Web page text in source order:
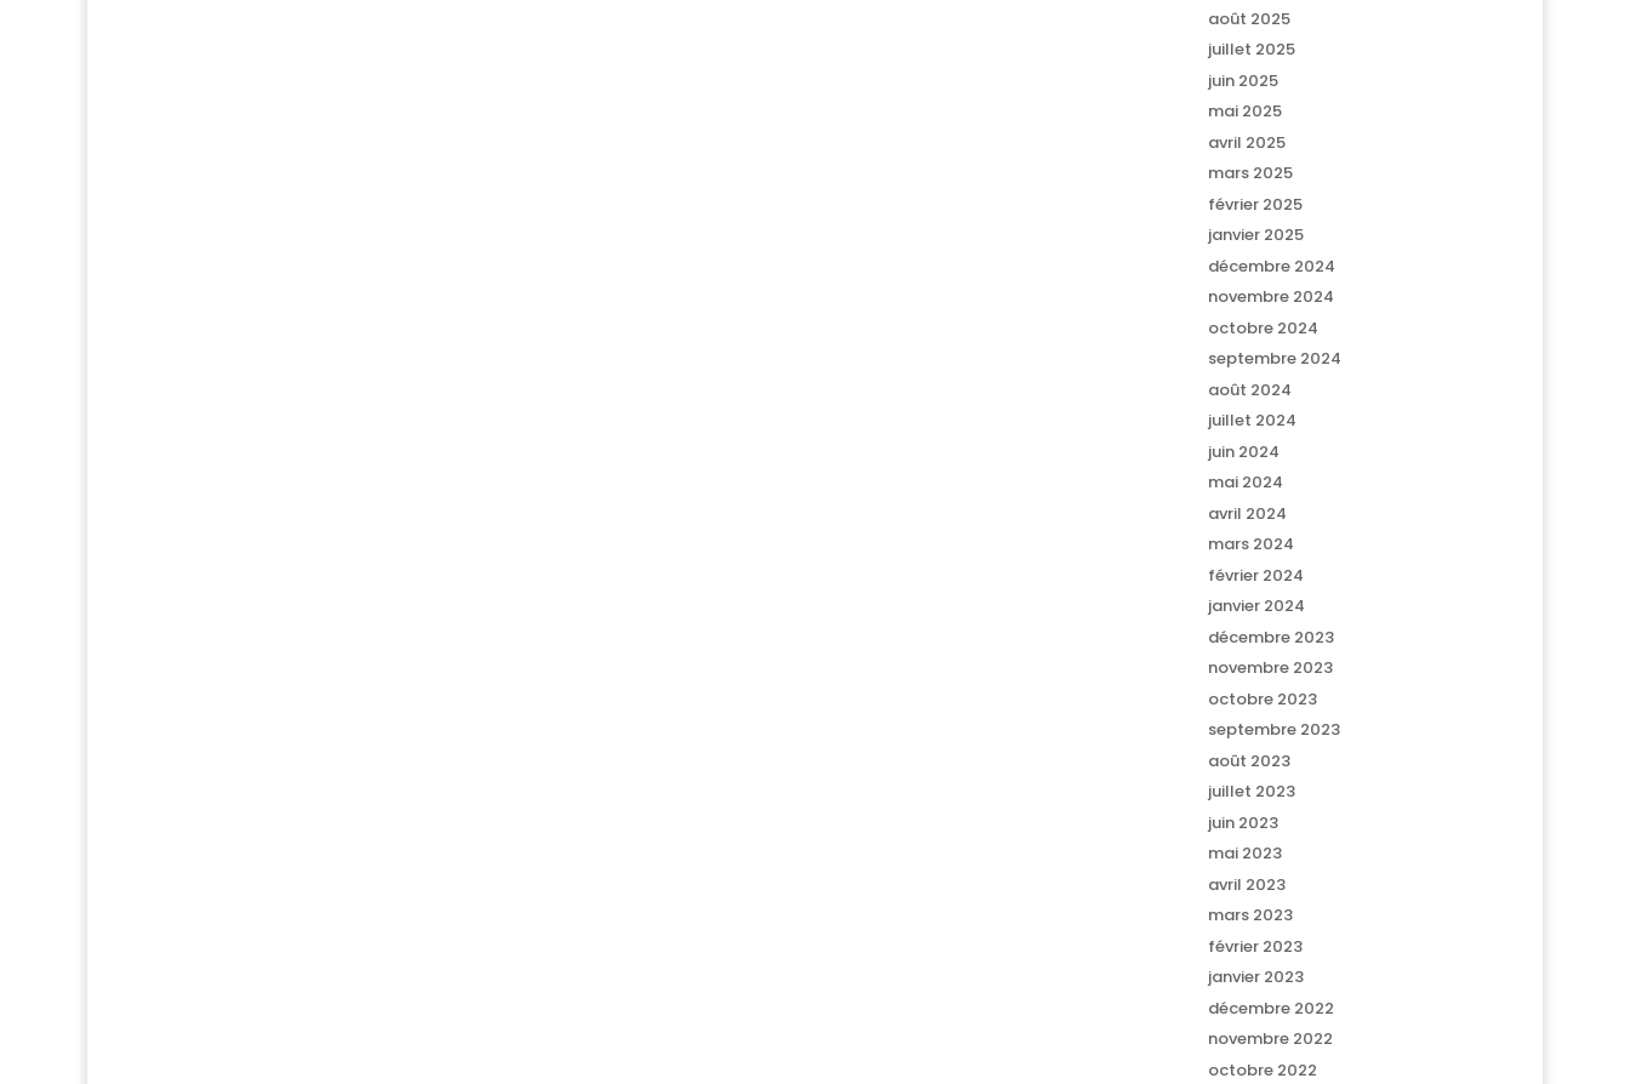
août 2025
juillet 2025
juin 2025
mai 2025
avril 2025
mars 2025
février 2025
janvier 2025
décembre 2024
novembre 2024
octobre 2024
septembre 2024
août 2024
juillet 2024
juin 2024
mai 2024
avril 2024
mars 2024
février 2024
janvier 2024
décembre 2023
novembre 2023
octobre 2023
septembre 2023
août 2023
juillet 2023
juin 2023
mai 2023
avril 2023
mars 2023
février 2023
janvier 2023
décembre 2022
novembre 2022
octobre 2022